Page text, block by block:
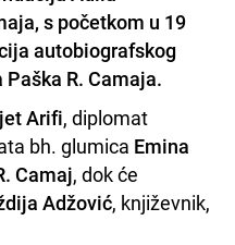
s početkom u 19
autobiografskog
R. Camaja.
Arifi, diplomat
bh. glumica Emina
Camaj, dok će
Adžović, književnik,